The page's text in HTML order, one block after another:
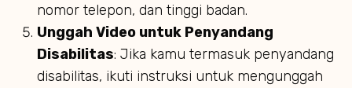
nomor telepon, dan tinggi badan.
Unggah Video untuk Penyandang
Disabilitas: Jika kamu termasuk penyandang
disabilitas, ikuti instruksi untuk mengunggah